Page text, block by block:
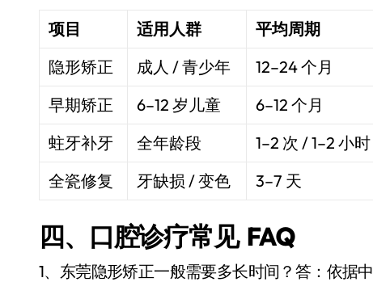
项目 适用人群 平均周期
隐形矫正
成人 / 青少年 12–24 个月
早期矫正
6–12 岁儿童 6–12 个月
蛀牙补牙
全年龄段 1–2 次 / 1–2 小时
全瓷修复
牙缺损 / 变色 3–7 天
四、口腔诊疗常见 FAQ
1、东莞隐形矫正一般需要多长时间？答：依据